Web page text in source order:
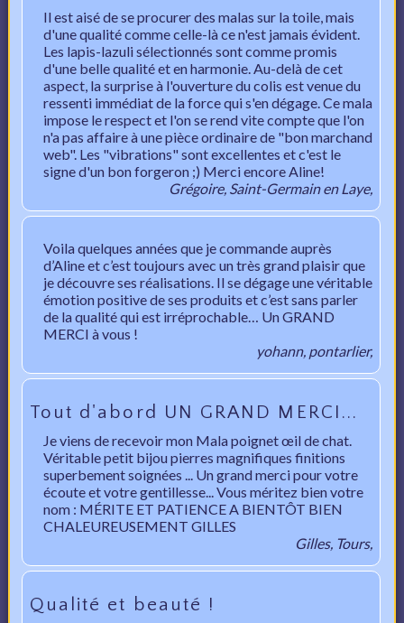
Il est aisé de se procurer des malas sur la toile, mais
d'une qualité comme celle-là ce n'est jamais évident.
Les lapis-lazuli sélectionnés sont comme promis
d'une belle qualité et en harmonie. Au-delà de cet
aspect, la surprise à l'ouverture du colis est venue du
ressenti immédiat de la force qui s'en dégage. Ce mala
impose le respect et l'on se rend vite compte que l'on
n'a pas affaire à une pièce ordinaire de "bon marchand
web". Les "vibrations" sont excellentes et c'est le
signe d'un bon forgeron ;) Merci encore Aline!
Grégoire, Saint-Germain en Laye,
Voila quelques années que je commande auprès
d’Aline et c’est toujours avec un très grand plaisir que
je découvre ses réalisations. Il se dégage une véritable
émotion positive de ses produits et c’est sans parler
de la qualité qui est irréprochable… Un GRAND
MERCI à vous !
yohann, pontarlier,
Tout d'abord UN GRAND MERCI...
Je viens de recevoir mon Mala poignet œil de chat.
Véritable petit bijou pierres magnifiques finitions
superbement soignées ... Un grand merci pour votre
écoute et votre gentillesse... Vous méritez bien votre
nom : MÉRITE ET PATIENCE A BIENTÔT BIEN
CHALEUREUSEMENT GILLES
Gilles, Tours,
Qualité et beauté !